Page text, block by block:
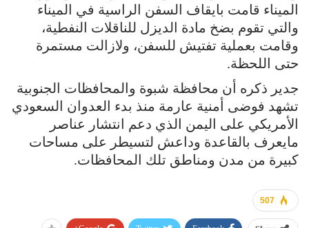
الميناء قامت بايقاف السفن الراسية في الميناء
والتي تقوم بضخ مادة الديزل للناقلات النفطية،
وقامت بعملية تفتيش للسفن، ولازالت مستمرة
حتى اللحظة.
جدير ذكره أن محافظة شبوة والمحافظات الجنوبية
تشهد فوضى أمنية عارمة منذ بدء العدوان السعودي
الأمريكي على اليمن الذي دعم انتشار عناصر
مايعرف بالقاعدة وداعش لتسيطر على مساحات
كبيرة من مدن ومناطق تلك المحافظات.
507